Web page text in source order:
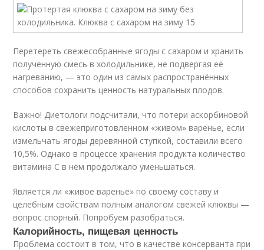
Перетереть свежесобранные ягоды с сахаром и хранить
полученную смесь в холодильнике, не подвергая её
нагреванию, — это один из самых распространённых
способов сохранить ценность натуральных плодов.
Важно! Диетологи подсчитали, что потери аскорбиновой
кислоты в свежеприготовленном «живом» варенье, если
измельчать ягоды деревянной ступкой, составили всего
10,5%. Однако в процессе хранения продукта количество
витамина С в нём продолжало уменьшаться.
Является ли «живое варенье» по своему составу и
целебным свойствам полным аналогом свежей клюквы —
вопрос спорный. Попробуем разобраться.
Калорийность, пищевая ценность
Проблема состоит в том, что в качестве консерванта при